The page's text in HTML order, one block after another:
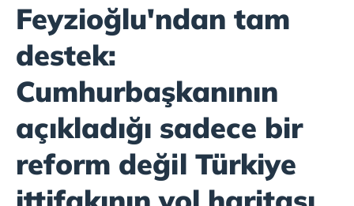
Feyzioğlu'ndan tam
destek:
Cumhurbaşkanının
açıkladığı sadece bir
reform değil Türkiye